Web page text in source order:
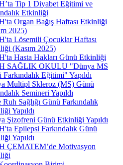
Tip 1 Diyabet Eğitimi ve
Etkinliği
Organ Bağış Haftası Etkinliği
2025)
Lösemili Çocuklar Haftası
(Kasım 2025)
Hasta Hakları Günü Etkinliği
SAĞLIK OKULU "Dünya MS
Farkındalık Eğitimi" Yapıldı
Multipl Skleroz (MS) Günü
Semineri Yapıldı
Ruh Sağlığı Günü Farkındalık
Yapıldı
Şizofreni Günü Etkinliği Yapıldı
Epilepsi Farkındalık Günü
Yapıldı
ÇEMATEM’de Motivasyon